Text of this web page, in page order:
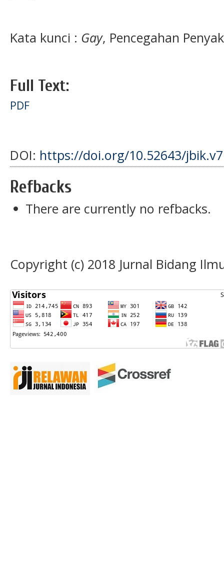
Kata kunci : Gay, Pencegahan
Full Text:
PDF
DOI: https://doi.org/10.52643/
Refbacks
There are currently no refbacks.
Copyright (c) 2018 Jurnal Bidang